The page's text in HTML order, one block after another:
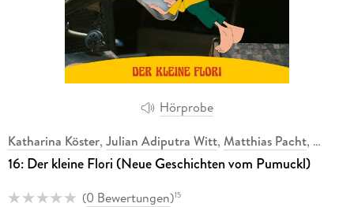
Hörprobe
Katharina Köster, Julian Adiputra Witt, Matthias Pacht,
16: Der kleine Flori (Neue Geschichten vom Pumuckl)
(0 Bewertungen)15